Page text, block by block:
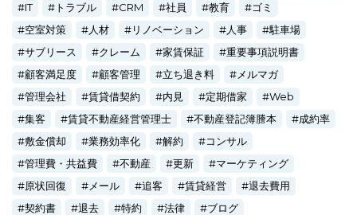
IT
トラブル CRM 社員 教育
ゴミ
空室対策
人材 リノベーション 人事
駐車場
サブリース
クレーム 家賃保証
重要事項説明書
顧客満足度
顧客管理 立ち退き料
メルマガ
管理会社
賃貸借契約 内見 定期借家
Web
集客
賃貸不動産経営管理士 不動産登記簿謄本
成約率
敷金償却
業務効率化 解約
コンサル
管理費・共益費
不動産 更新
マーケティング
原状回復
メール 追客 賃貸経営
退去費用
契約書
退去 特約 法律 ブログ